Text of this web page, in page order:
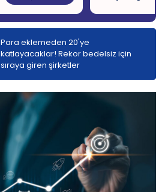
Para eklemeden 20'ye
katlayacaklar! Rekor bedelsiz için
sıraya giren şirketler